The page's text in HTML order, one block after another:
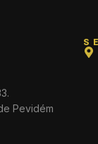
Pevidém